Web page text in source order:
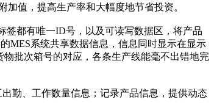
加值，提高生产率和大幅度地节省投资。
签都有唯一ID号，以及可读写数据区，将产品
MES系统共享数据信息，信息同时显示在显示
批次箱号的对应，各条生产线能毫不出错地完
勤、工作数量信息；记录产品信息，提供动态